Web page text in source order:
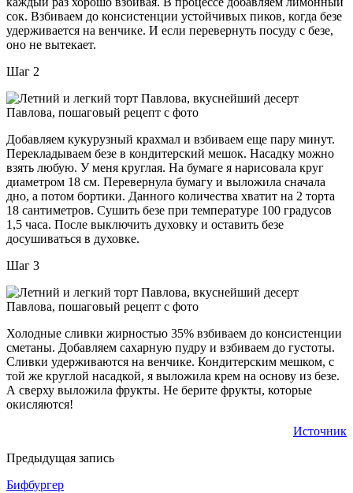
сок. Взбиваем до консистенции устойчивых пиков, когда безе
удерживается на венчике. И если перевернуть посуду с безе,
оно не вытекает.
Шаг 2
Добавляем кукурузный крахмал и взбиваем еще пару минут.
Перекладываем безе в кондитерский мешок. Насадку можно
взять любую. У меня круглая. На бумаге я нарисовала круг
диаметром 18 см. Перевернула бумагу и выложила сначала
дно, а потом бортики. Данного количества хватит на 2 торта
18 сантиметров. Сушить безе при температуре 100 градусов
1,5 часа. После выключить духовку и оставить безе
досушиваться в духовке.
Шаг 3
Холодные сливки жирностью 35% взбиваем до консистенции
сметаны. Добавляем сахарную пудру и взбиваем до густоты.
Сливки удерживаются на венчике. Кондитерским мешком, с
той же круглой насадкой, я выложила крем на основу из безе.
А сверху выложила фрукты. Не берите фрукты, которые
окисляются!
Источник
Предыдущая запись
Бифбургер